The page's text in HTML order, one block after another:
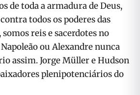
de toda a armadura de Deus,
todos os poderes das
reis e sacerdotes no
ou Alexan­dre nunca
assim. Jorge Müller e Hudson
plenipotenciários do